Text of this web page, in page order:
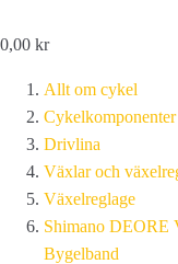
0,00 kr
Allt om cykel
Cykelkomponenter
Drivlina
Växlar och
Växelreglage
Shimano DEORE
Bygelband